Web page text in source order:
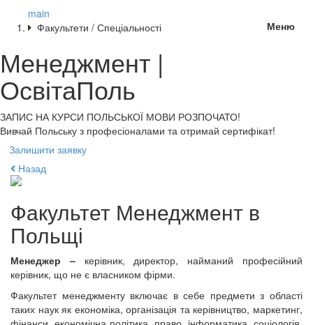
Меню
main
Факультети / Спеціальності
Менеджмент |
ОсвітаПоль
ЗАПИС НА КУРСИ ПОЛЬСЬКОЇ МОВИ РОЗПОЧАТО!
Вивчай Польську з професіоналами та отримай сертифікат!
Залишити заявку
Назад
Факультет Менеджмент в
Польщі
Менеджер –керівник, директор, найманий професійний
керівник, що не є власником фірми.
Факультет менеджменту включає в себе предмети з області
таких наук як економіка, організація та керівництво, маркетинг,